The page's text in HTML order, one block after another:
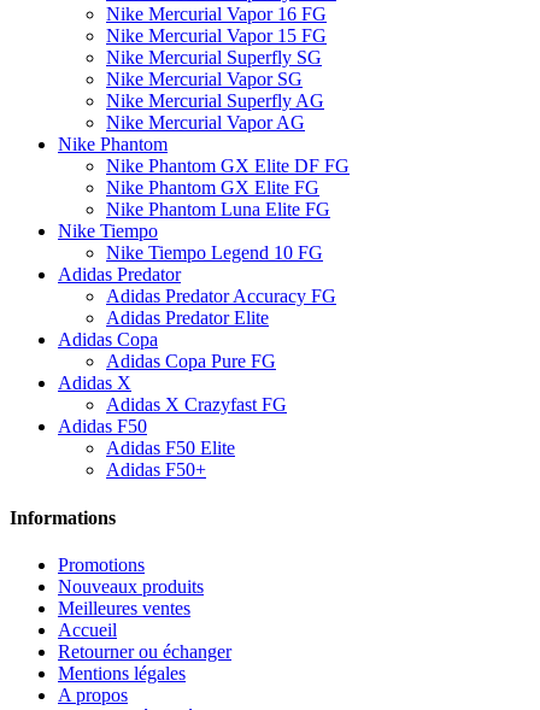
Nike Mercurial Vapor 16 FG
Nike Mercurial Vapor 15 FG
Nike Mercurial Superfly SG
Nike Mercurial Vapor SG
Nike Mercurial Superfly AG
Nike Mercurial Vapor AG
Nike Phantom
Nike Phantom GX Elite DF FG
Nike Phantom GX Elite FG
Nike Phantom Luna Elite FG
Nike Tiempo
Nike Tiempo Legend 10 FG
Adidas Predator
Adidas Predator Accuracy FG
Adidas Predator Elite
Adidas Copa
Adidas Copa Pure FG
Adidas X
Adidas X Crazyfast FG
Adidas F50
Adidas F50 Elite
Adidas F50+
Informations
Promotions
Nouveaux produits
Meilleures ventes
Accueil
Retourner ou échanger
Mentions légales
A propos